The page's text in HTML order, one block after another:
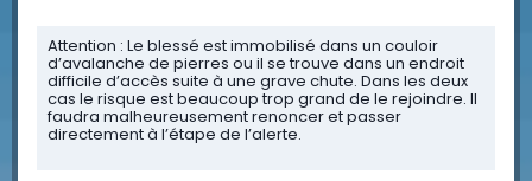
Attention : Le blessé est immobilisé dans un couloir
d’avalanche de pierres ou il se trouve dans un endroit
difficile d’accès suite à une grave chute. Dans les deux
cas le risque est beaucoup trop grand de le rejoindre. Il
faudra malheureusement renoncer et passer
directement à l’étape de l’alerte.